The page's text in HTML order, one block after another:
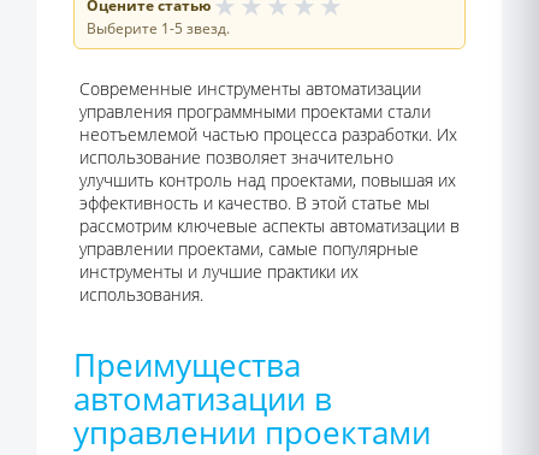
Оцените статью
Выберите 1-5 звезд.
Современные инструменты автоматизации
управления программными проектами стали
неотъемлемой частью процесса разработки. Их
использование позволяет значительно
улучшить контроль над проектами, повышая их
эффективность и качество. В этой статье мы
рассмотрим ключевые аспекты автоматизации в
управлении проектами, самые популярные
инструменты и лучшие практики их
использования.
Преимущества
автоматизации в
управлении проектами